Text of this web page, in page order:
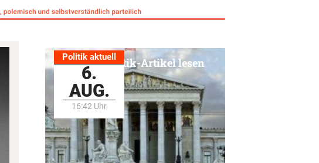
Politik aktuell
6.
AUG.
16:42 Uhr
Alle Politik-Artikel lesen